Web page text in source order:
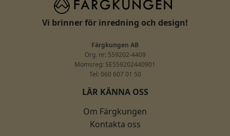
Vi brinner för inredning och design!
Färgkungen AB
Org. nr: 559202-4409
Momsreg: SE559202440901
Tel: 060 607 01 50
LÄR KÄNNA OSS
Om Färgkungen
Kontakta oss